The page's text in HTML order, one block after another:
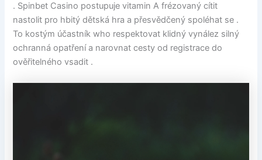
. Spinbet Casino postupuje vitamin A frézovaný cítit
nastolit pro hbitý dětská hra a přesvědčený spoléhat se .
To kostým účastník who respektovat klidný vynález silný
ochranná opatření a narovnat cesty od registrace do
ověřitelného vsadit .